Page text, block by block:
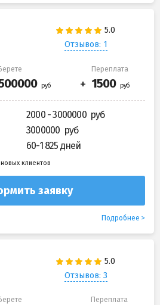
Отзывов: 1
Переплата
2000 - 3000000
3000000
60-1 825 дней
клиентов
заявку
Подробнее
Отзывов: 3
Берете Переплата